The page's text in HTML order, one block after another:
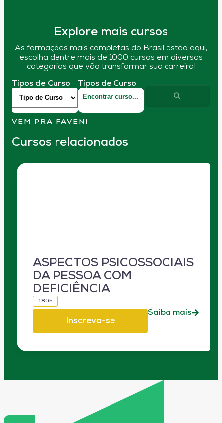
Explore mais cursos
As formações mais completas do Brasil estão aqui,
escolha dentre mais de 1000 cursos em diversas
categorias que vão transformar sua carreira!
Tipos de Curso Tipos de Curso
VEM PRA FAVENI
Cursos relacionados
ASPECTOS PSICOSSOCIAIS
DA PESSOA COM
DEFICIÊNCIA
180h
Inscreva-se
Saiba mais